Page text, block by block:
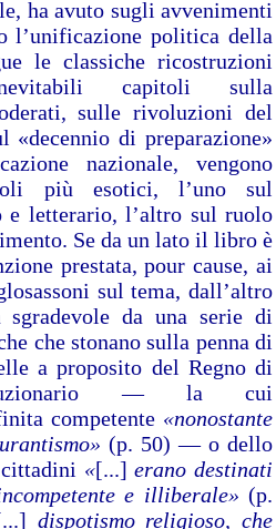
ha avuto sugli avvenimenti
l’unificazione politica della
le classiche ricostruzioni
capitoli sulla
sulle rivoluzioni del
«decennio di preparazione»
nazionale, vengono
più esotici, l’uno sul
e letterario, l’altro sul ruolo
Se da un lato il libro è
prestata, pour cause, ai
sul tema, dall’altro
da una serie di
che stonano sulla penna di
a proposito del Regno di
— la cui
competente «nonostante
(p. 50) — o dello
«[...] erano destinati
e illiberale» (p.
dispotismo religioso, che